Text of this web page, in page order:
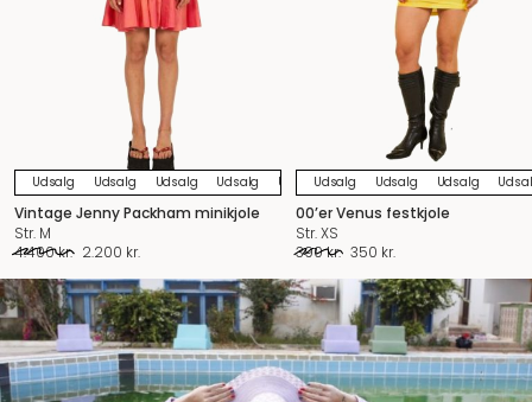
Udsalg Udsalg Udsalg Udsalg Udsalg Udsalg Udsalg Udsalg
Vintage Jenny Packham minikjole
Str. M
4.400kr. Den
pris
var:
4.400 kr..
2.200 kr.
pris
er:
2.200 kr..
Udsalg Udsalg Udsalg
00’er Venus festkjole
Str. XS
390kr. Den
pris
var:
390 kr..
350 kr.
pris
er:
350 kr..